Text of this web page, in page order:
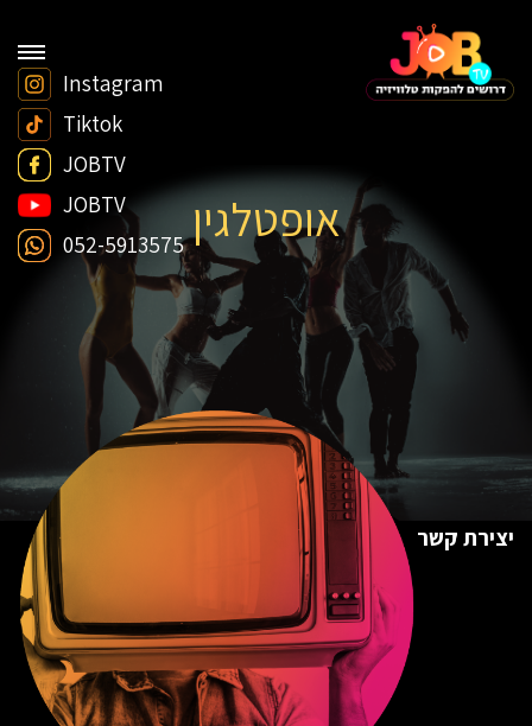
Instagram
Tiktok
JOBTV
JOBTV
052-5913575 אופטלגין
יצירת קשר